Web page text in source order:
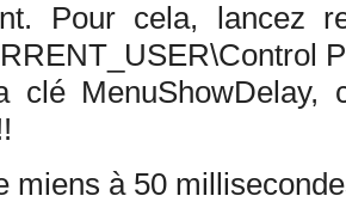
Pour cela, lancez
clé MenuShowDelay,
miens à 50